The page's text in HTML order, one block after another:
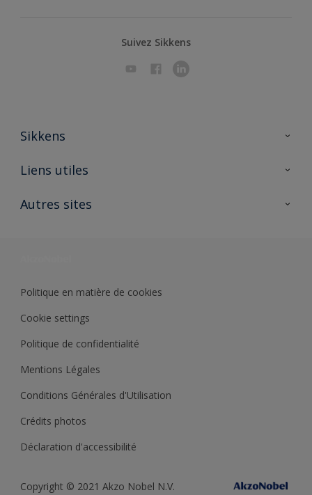
Suivez Sikkens
Sikkens
A propos de Sikkens
Liens utiles
Ouvrir un magasin PASS
Autres sites
Politique en matière de cookies
Cookie settings
Politique de confidentialité
Mentions Légales
Conditions Générales d'Utilisation
Crédits photos
Déclaration d'accessibilité
Copyright © 2021 Akzo Nobel N.V.